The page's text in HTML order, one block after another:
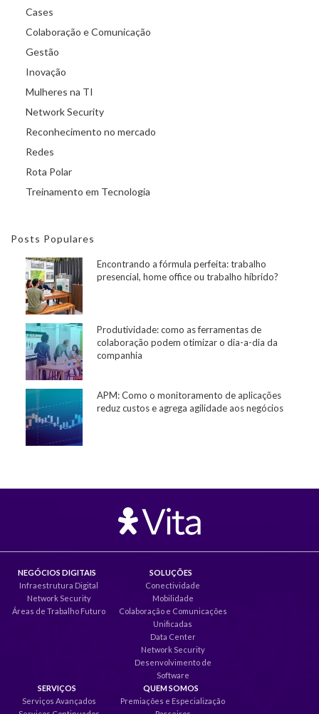
Cases
Colaboração e Comunicação
Gestão
Inovação
Mulheres na TI
Network Security
Reconhecimento no mercado
Redes
Rota Polar
Treinamento em Tecnologia
Posts Populares
Encontrando a fórmula perfeita: trabalho
presencial, home office ou trabalho híbrido?
Produtividade: como as ferramentas de
colaboração podem otimizar o dia-a-dia da
companhia
APM: Como o monitoramento de aplicações
reduz custos e agrega agilidade aos negócios
NEGÓCIOS DIGITAIS
Infraestrutura Digital
Network Security
Áreas de Trabalho Futuro
SOLUÇÕES
Conectividade
Mobilidade
Colaboração e Comunicações
Unificadas
Data Center
Network Security
Desenvolvimento de
Software
SERVIÇOS
Serviços Avançados
QUEM SOMOS
Premiações e Especialização